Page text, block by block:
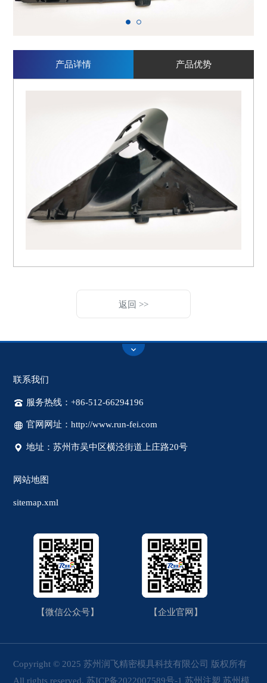
产品详情 产品优势
返回 >>
联系我们
服务热线：+86-512-66294196
官网网址：http://www.run-fei.com
地址：苏州市吴中区横泾街道上庄路20号
网站地图
sitemap.xml
【微信公众号】 【企业官网】
Copyright © 2025 苏州润飞精密模具科技有限公司 版权所有
All rights reserved.苏ICP备2022007589号-1 苏州注塑 苏州模